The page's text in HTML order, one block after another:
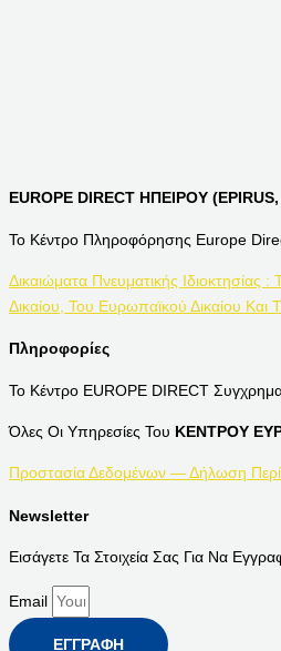
EUROPE DIRECT ΗΠΕΙΡΟΥ (EPIRUS,
Το Κέντρο Πληροφόρησης Europe
Δικαιώματα Πνευματικής Ιδιοκτησίας
Δικαίου, Του Ευρωπαϊκού Δικαίου
Πληροφορίες
Το Κέντρο EUROPE DIRECT
Όλες Οι Υπηρεσίες Του ΚΕΝΤΡΟΥ
Προστασία Δεδομένων — Δήλωση
Newsletter
Εισάγετε Τα Στοιχεία Σας Για Να
Email
ΕΓΓΡΑΦΉ